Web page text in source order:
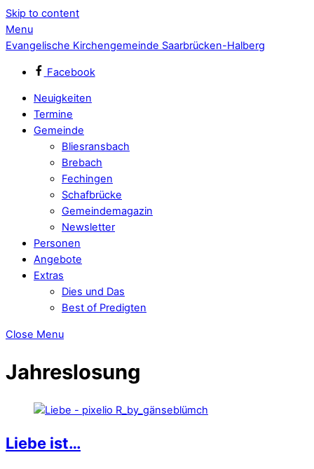
Skip to content
Menu
Evangelische Kirchengemeinde Saarbrücken-Halberg
Facebook
Neuigkeiten
Termine
Gemeinde
Bliesransbach
Brebach
Fechingen
Schafbrücke
Gemeindemagazin
Newsletter
Personen
Angebote
Extras
Dies und Das
Best of Predigten
Close Menu
Jahreslosung
Liebe ist…